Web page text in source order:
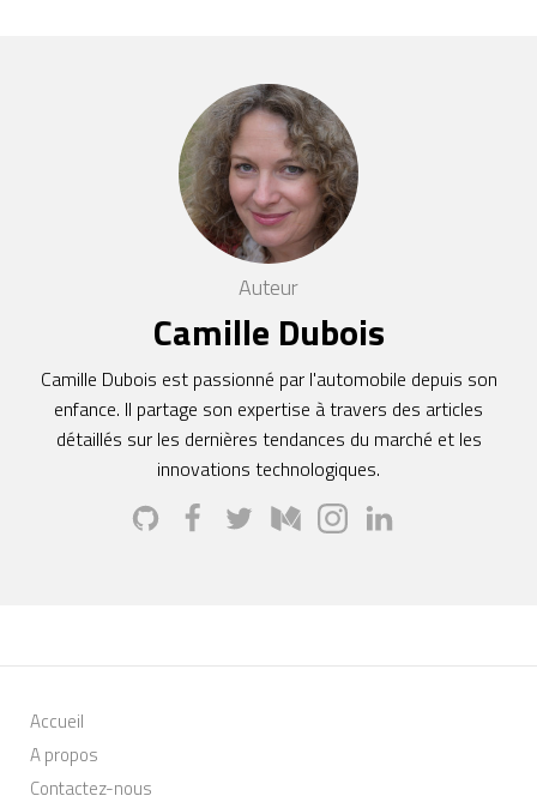
Auteur
Camille Dubois
Camille Dubois est passionné par l'automobile depuis son
enfance. Il partage son expertise à travers des articles
détaillés sur les dernières tendances du marché et les
innovations technologiques.
Accueil
A propos
Contactez-nous